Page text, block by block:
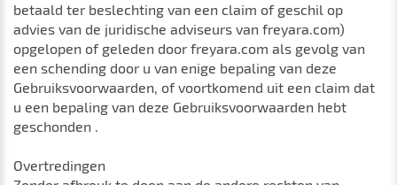
betaald ter beslechting van een claim of geschil op
advies van de juridische adviseurs van freyara.com)
opgelopen of geleden door freyara.com als gevolg van
een schending door u van enige bepaling van deze
Gebruiksvoorwaarden, of voortkomend uit een claim dat
u een bepaling van deze Gebruiksvoorwaarden hebt
geschonden .
Overtredingen